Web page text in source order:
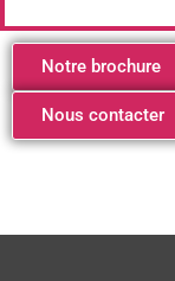
Notre brochure
Nous contacter